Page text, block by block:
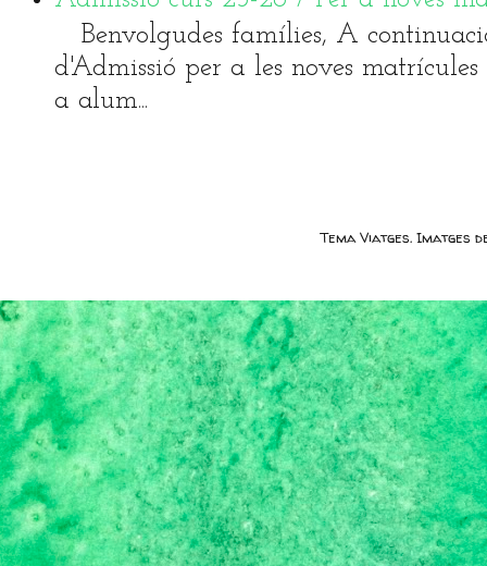
Benvolgudes famílies, A
d'Admissió per a les noves
a alum...
Tema Viatges. Imatges